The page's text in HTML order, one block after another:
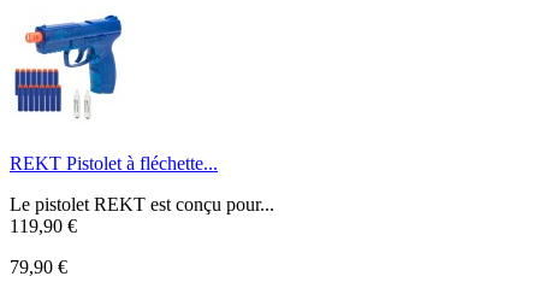
REKT Pistolet à fléchette...
Le pistolet REKT est conçu pour...
119,90 €
79,90 €